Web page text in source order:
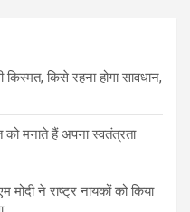
किसे रहना होगा सावधान,
मनाते हैं अपना स्वतंत्रता
मोदी ने राष्ट्र नायकों को किया